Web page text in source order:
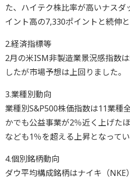
た、ハイテク株比率が高いナス
イント高の7,330ポイントと続伸と
2.経済指標等
2月の米ISM非製造業景況感指数
したが市場予想は上回りました。
3.業種別動向
業種別S&P500株価指数は11業種
かでも公益事業が2％近く上げた
なども1％を超える上昇となってい
4.個別銘柄動向
ダウ平均構成銘柄はナイキ（NKE